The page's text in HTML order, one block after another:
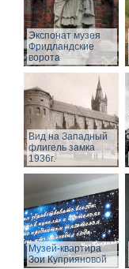
Экспонат музея
Фридландские
ворота
Вид на Западный
флигель замка
1936г.
Музей-квартира
Зои Куприяновой